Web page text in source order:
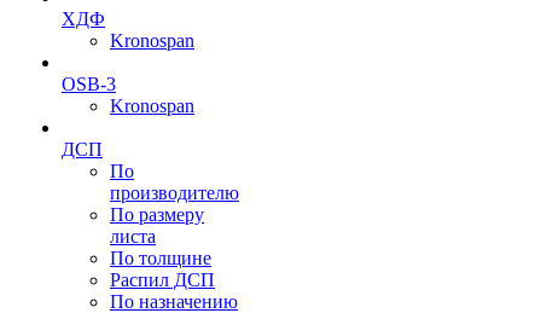
ХДФ
Kronospan
OSB-3
Kronospan
ДСП
По
производителю
По размеру
листа
По толщине
Распил ДСП
По назначению